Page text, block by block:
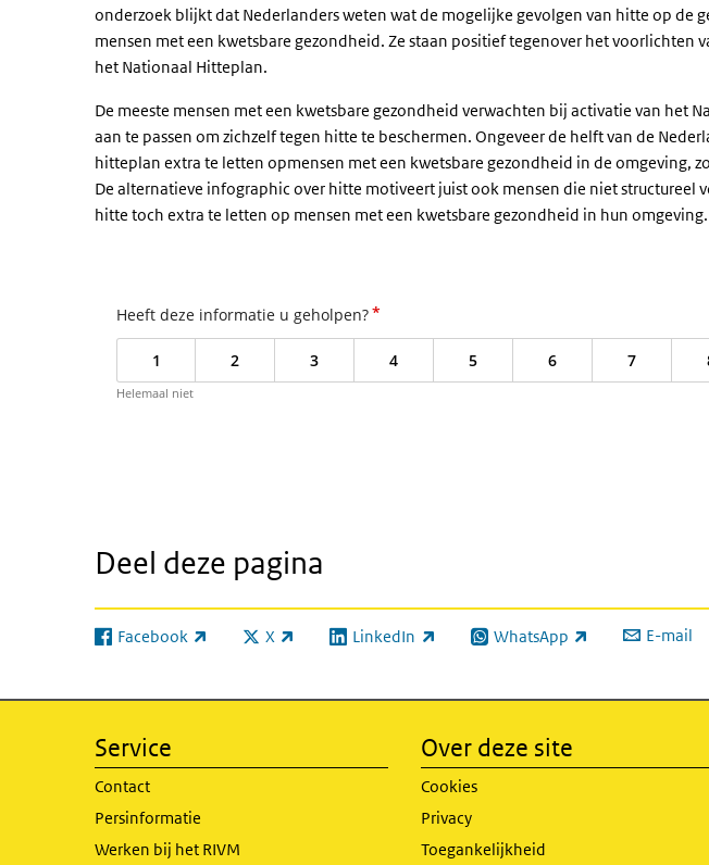
onderzoek blijkt dat Nederlanders weten wat de mogelijke gevolgen van hitte op de
mensen met een kwetsbare gezondheid. Ze staan positief tegenover het voorlichten
het Nationaal Hitteplan.
De meeste mensen met een kwetsbare gezondheid verwachten bij activatie van het
aan te passen om zichzelf tegen hitte te beschermen. Ongeveer de helft van de
hitteplan extra te letten opmensen met een kwetsbare gezondheid in de omgeving,
De alternatieve infographic over hitte motiveert juist ook mensen die niet structureel
hitte toch extra te letten op mensen met een kwetsbare gezondheid in hun omgeving.
Heeft deze informatie u geholpen?*
1 2 3 4 5 6 7
Helemaal niet
Deel deze pagina
Facebook
(externe link) X
(externe link) LinkedIn
(externe link) WhatsApp
(externe link) E-mail
Service
Contact
Persinformatie
Werken bij het RIVM
Over deze site
Cookies
Privacy
Toegankelijkheid